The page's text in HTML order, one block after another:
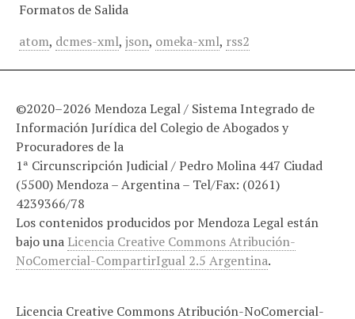
Formatos de Salida
atom, dcmes-xml, json, omeka-xml, rss2
©2020–2026 Mendoza Legal / Sistema Integrado de
Información Jurídica del Colegio de Abogados y
Procuradores de la
1ª Circunscripción Judicial / Pedro Molina 447 Ciudad
(5500) Mendoza – Argentina – Tel/Fax: (0261)
4239366/78
Los contenidos producidos por Mendoza Legal están
bajo una Licencia Creative Commons Atribución-
NoComercial-CompartirIgual 2.5 Argentina.
Licencia Creative Commons Atribución-NoComercial-